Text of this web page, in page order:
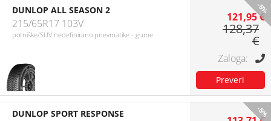
-5%
DUNLOP ALL SEASON 2
215/65R17 103V
potniške/SUV nedefinirano pnevmatike - gume
121,95 €
128,37
€
-5%
DUNLOP SPORT RESPONSE